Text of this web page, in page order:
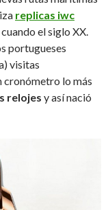
replicas iwc
el siglo XX.
portugueses
visitas
cronómetro lo más
relojes y así nació